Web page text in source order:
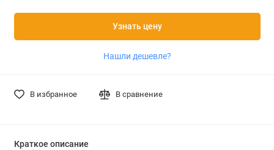
Узнать цену
Нашли дешевле?
В избранное В сравнение
Краткое описание